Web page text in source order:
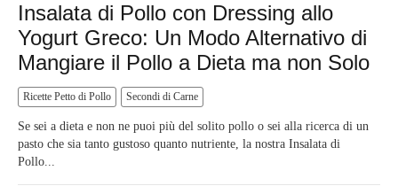
Insalata di Pollo con Dressing allo
Yogurt Greco: Un Modo Alternativo di
Mangiare il Pollo a Dieta ma non Solo
Ricette Petto di Pollo Secondi di Carne
Se sei a dieta e non ne puoi più del solito pollo o sei alla ricerca di un
pasto che sia tanto gustoso quanto nutriente, la nostra Insalata di
Pollo...